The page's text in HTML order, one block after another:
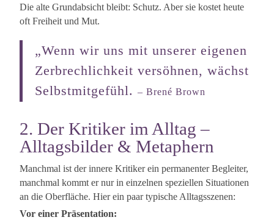
Die alte Grundabsicht bleibt: Schutz. Aber sie kostet heute
oft Freiheit und Mut.
„Wenn wir uns mit unserer eigenen
Zerbrechlichkeit versöhnen, wächst
Selbstmitgefühl.– Brené Brown
2. Der Kritiker im Alltag –
Alltagsbilder & Metaphern
Manchmal ist der innere Kritiker ein permanenter Begleiter,
manchmal kommt er nur in einzelnen speziellen Situationen
an die Oberfläche. Hier ein paar typische Alltagsszenen:
Vor einer Präsentation: